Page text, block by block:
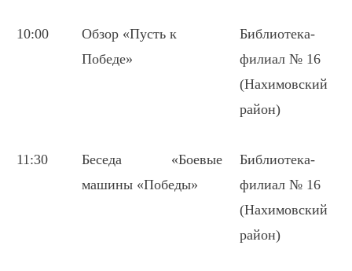
10:00
Обзор «Пусть к
Победе»
Библиотека-
филиал № 16
(Нахимовский
район)
11:30
Беседа «Боевые
машины «Победы»
Библиотека-
филиал № 16
(Нахимовский
район)